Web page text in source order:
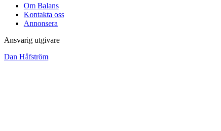
Om Balans
Kontakta oss
Annonsera
Ansvarig utgivare
Dan Håfström